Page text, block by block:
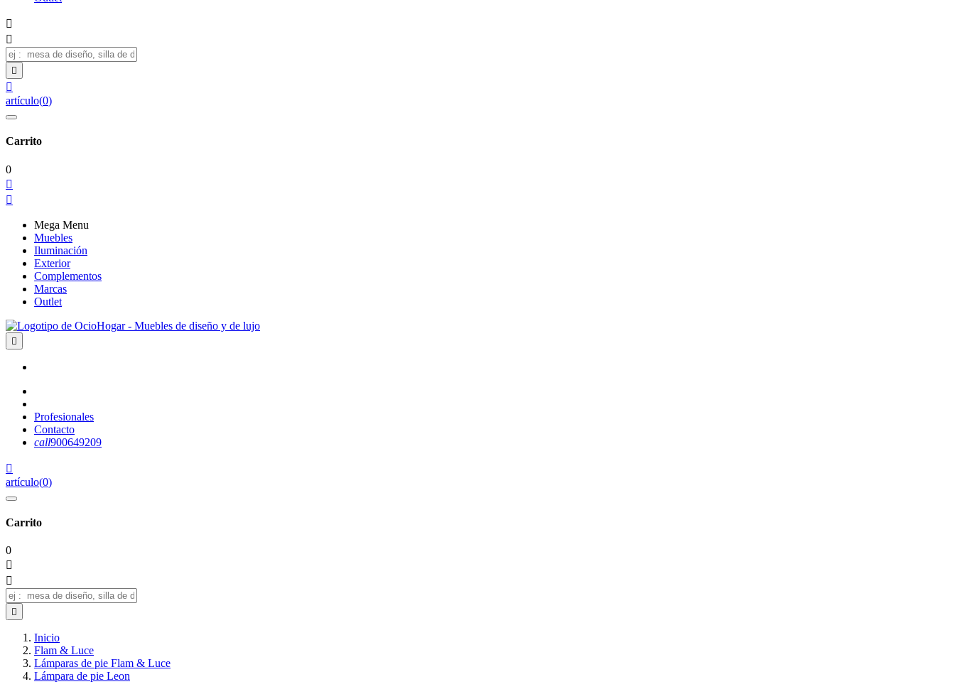




artículo(0)
Carrito
0


Mega Menu
Muebles
Iluminación
Exterior
Complementos
Marcas
Outlet

Profesionales
Contacto
call900649209

artículo(0)
Carrito
0



Inicio
Flam & Luce
Lámparas de pie Flam & Luce
Lámpara de pie Leon